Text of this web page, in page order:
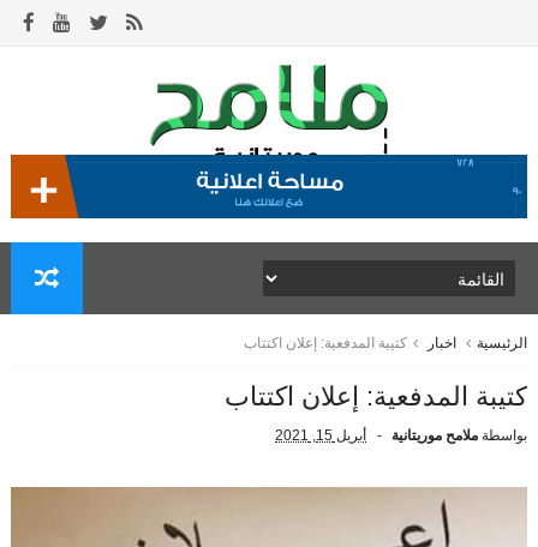
الرئيسية اخبار كتيبة المدفعية: إعلان اكتتاب
كتيبة المدفعية: إعلان اكتتاب
بواسطة ملامح موريتانية أبريل 15, 2021